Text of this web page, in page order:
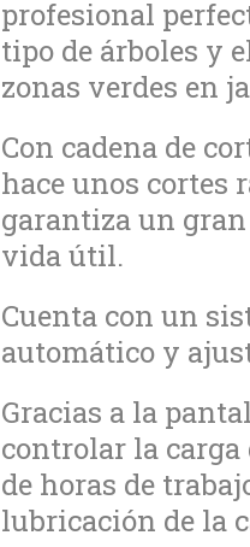
profesional
tipo de árboles y
zonas verdes en
Con cadena de
hace unos cortes
garantiza un
vida útil.
Cuenta con un
automático y
Gracias a la
controlar la carga
de horas de
lubricación de la